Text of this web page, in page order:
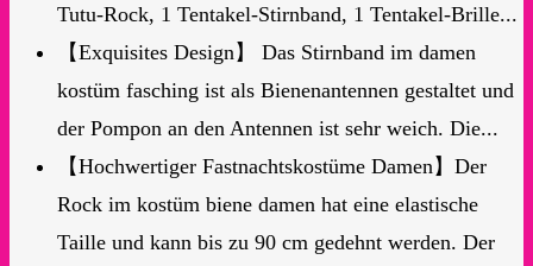
Tutu-Rock, 1 Tentakel-Stirnband, 1 Tentakel-Brille...
【Exquisites Design】 Das Stirnband im damen
kostüm fasching ist als Bienenantennen gestaltet und
der Pompon an den Antennen ist sehr weich. Die...
【Hochwertiger Fastnachtskostüme Damen】Der
Rock im kostüm biene damen hat eine elastische
Taille und kann bis zu 90 cm gedehnt werden. Der